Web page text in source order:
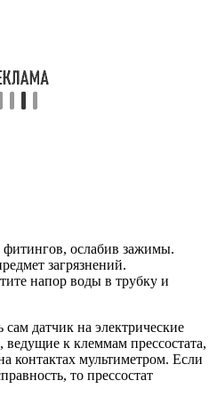
ослабив зажимы.
загрязнений.
напор воды в трубку и
датчик на электрические
к клеммам прессостата,
контактах мультиметром. Если
то прессостат